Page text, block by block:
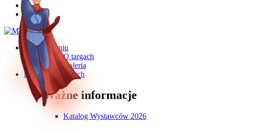
O wydarzeniu
O targach
Galeria
Dla Zwiedzających
Ważne informacje
Katalog Wystawców 2026